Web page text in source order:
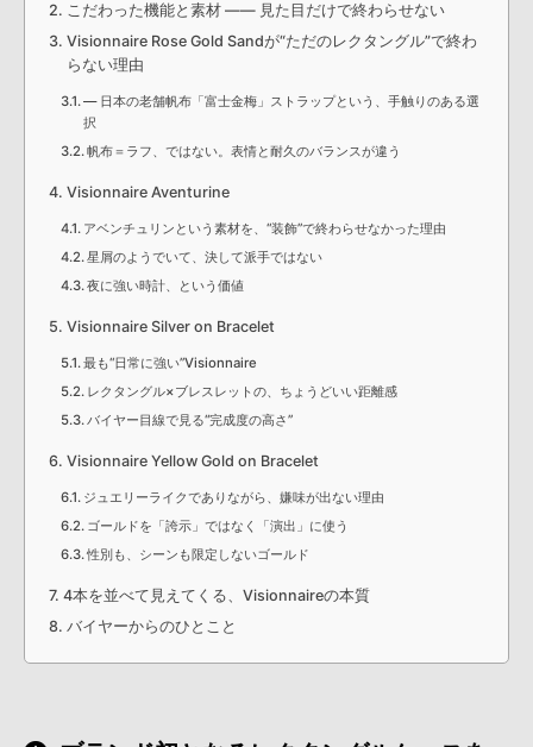
こだわった機能と素材 —— 見た目だけで終わらせない
Visionnaire Rose Gold Sandが“ただのレクタングル”で終わ
らない理由
― 日本の老舗帆布「富士金梅」ストラップという、手触りのある選
択
帆布＝ラフ、ではない。表情と耐久のバランスが違う
Visionnaire Aventurine
アベンチュリンという素材を、“装飾”で終わらせなかった理由
星屑のようでいて、決して派手ではない
夜に強い時計、という価値
Visionnaire Silver on Bracelet
最も“日常に強い”Visionnaire
レクタングル×ブレスレットの、ちょうどいい距離感
バイヤー目線で見る“完成度の高さ”
Visionnaire Yellow Gold on Bracelet
ジュエリーライクでありながら、嫌味が出ない理由
ゴールドを「誇示」ではなく「演出」に使う
性別も、シーンも限定しないゴールド
4本を並べて見えてくる、Visionnaireの本質
バイヤーからのひとこと